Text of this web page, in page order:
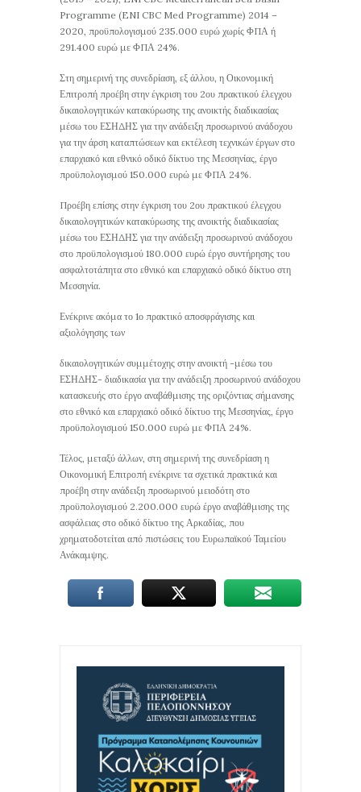
Programme (ENI CBC Med Programme) 2014 –
2020, προϋπολογισμού 235.000 ευρώ χωρίς ΦΠΑ ή
291.400 ευρώ με ΦΠΑ 24%.
Στη σημερινή της συνεδρίαση, εξ άλλου, η Οικονομική
Επιτροπή προέβη στην έγκριση του 2ου πρακτικού έλεγχου
δικαιολογητικών κατακύρωσης της ανοικτής διαδικασίας
μέσω του ΕΣΗΔΗΣ για την ανάδειξη προσωρινού ανάδοχου
για την άρση καταπτώσεων και εκτέλεση τεχνικών έργων στο
επαρχιακό και εθνικό οδικό δίκτυο της Μεσσηνίας, έργο
προϋπολογισμού 150.000 ευρώ με ΦΠΑ 24%.
Προέβη επίσης στην έγκριση του 2ου πρακτικού έλεγχου
δικαιολογητικών κατακύρωσης της ανοικτής διαδικασίας
μέσω του ΕΣΗΔΗΣ για την ανάδειξη προσωρινού ανάδοχου
στο προϋπολογισμού 180.000 ευρώ έργο συντήρησης του
ασφαλτοτάπητα στο εθνικό και επαρχιακό οδικό δίκτυο στη
Μεσσηνία.
Ενέκρινε ακόμα το 1ο πρακτικό αποσφράγισης και
αξιολόγησης των
δικαιολογητικών συμμέτοχης στην ανοικτή -μέσω του
ΕΣΗΔΗΣ- διαδικασία για την ανάδειξη προσωρινού ανάδοχου
κατασκευής στο έργο αναβάθμισης της οριζόντιας σήμανσης
στο εθνικό και επαρχιακό οδικό δίκτυο της Μεσσηνίας, έργο
προϋπολογισμού 150.000 ευρώ με ΦΠΑ 24%.
Τέλος, μεταξύ άλλων, στη σημερινή της συνεδρίαση η
Οικονομική Επιτροπή ενέκρινε τα σχετικά πρακτικά και
προέβη στην ανάδειξη προσωρινού μειοδότη στο
προϋπολογισμού 2.200.000 ευρώ έργο αναβάθμισης της
ασφάλειας στο οδικό δίκτυο της Αρκαδίας, που
χρηματοδοτείται από πιστώσεις του Ευρωπαϊκού Ταμείου
Ανάκαμψης.